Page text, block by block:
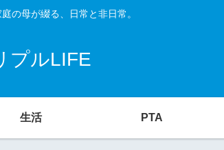
の母が綴る、日常と非日常。
プルLIFE
生活 PTA